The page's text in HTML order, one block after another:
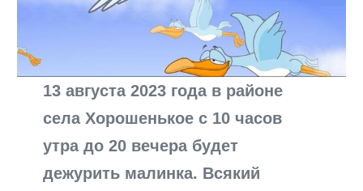
13 августа 2023 года в районе
села Хорошенькое с 10 часов
утра до 20 вечера будет
дежурить малинка. Всякий